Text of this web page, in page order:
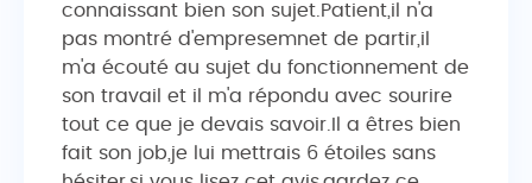
connaissant bien son sujet.Patient,il n'a
pas montré d'empresemnet de partir,il
m'a écouté au sujet du fonctionnement de
son travail et il m'a répondu avec sourire
tout ce que je devais savoir.Il a êtres bien
fait son job,je lui mettrais 6 étoiles sans